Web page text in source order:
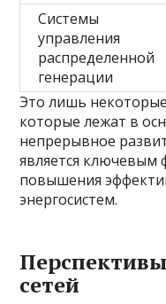
Системы
управления
распределенной
генерации
Это лишь
которые лежат в
непрерывное
является ключевым
повышения
энергосистем.
сетей